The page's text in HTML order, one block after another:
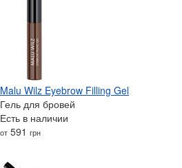
Malu Wilz Eyebrow Filling Gel
Гель для бровей
Есть в наличии
от 591 грн